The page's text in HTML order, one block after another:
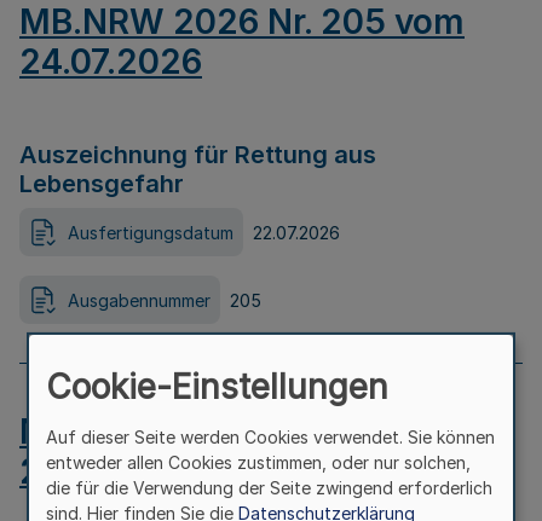
MB.NRW 2026 Nr. 205 vom
24.07.2026
Auszeichnung für Rettung aus
Lebensgefahr
Ausfertigungsdatum 22.07.2026
Ausgabennummer 205
MB.NRW 2026 Nr. 204 vom
24.07.2026
Cookie-Einstellungen
Auf dieser Seite werden Cookies verwendet. Sie können
entweder allen Cookies zustimmen, oder nur solchen,
die für die Verwendung der Seite zwingend erforderlich
sind. Hier finden Sie die Datenschutzerklärung